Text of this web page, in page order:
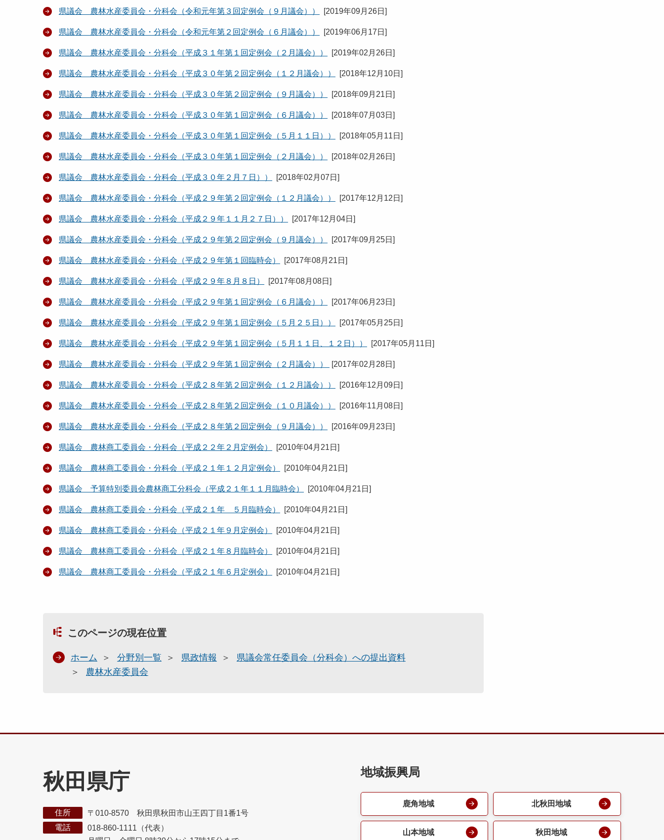
県議会 農林水産委員会・分科会（令和元年第３回定例会（９月議会）） [2019年09月26日 ]
県議会 農林水産委員会・分科会（令和元年第２回定例会（６月議会）） [2019年06月17日 ]
県議会 農林水産委員会・分科会（平成３１年第１回定例会（２月議会）） [2019年02月26日 ]
県議会 農林水産委員会・分科会（平成３０年第２回定例会（１２月議会）） [2018年12月10日 ]
県議会 農林水産委員会・分科会（平成３０年第２回定例会（９月議会）） [2018年09月21日 ]
県議会 農林水産委員会・分科会（平成３０年第１回定例会（６月議会）） [2018年07月03日 ]
県議会 農林水産委員会・分科会（平成３０年第１回定例会（５月１１日）） [2018年05月11日 ]
県議会 農林水産委員会・分科会（平成３０年第１回定例会（２月議会）） [2018年02月26日 ]
県議会 農林水産委員会・分科会（平成３０年２月７日）） [2018年02月07日 ]
県議会 農林水産委員会・分科会（平成２９年第２回定例会（１２月議会）） [2017年12月12日 ]
県議会 農林水産委員会・分科会（平成２９年１１月２７日）） [2017年12月04日 ]
県議会 農林水産委員会・分科会（平成２９年第２回定例会（９月議会）） [2017年09月25日 ]
県議会 農林水産委員会・分科会（平成２９年第１回臨時会） [2017年08月21日 ]
県議会 農林水産委員会・分科会（平成２９年８月８日） [2017年08月08日 ]
県議会 農林水産委員会・分科会（平成２９年第１回定例会（６月議会）） [2017年06月23日 ]
県議会 農林水産委員会・分科会（平成２９年第１回定例会（５月２５日）） [2017年05月25日 ]
県議会 農林水産委員会・分科会（平成２９年第１回定例会（５月１１日、１２日）） [2017年05月11日 ]
県議会 農林水産委員会・分科会（平成２９年第１回定例会（２月議会）） [2017年02月28日 ]
県議会 農林水産委員会・分科会（平成２８年第２回定例会（１２月議会）） [2016年12月09日 ]
県議会 農林水産委員会・分科会（平成２８年第２回定例会（１０月議会）） [2016年11月08日 ]
県議会 農林水産委員会・分科会（平成２８年第２回定例会（９月議会）） [2016年09月23日 ]
県議会 農林商工委員会・分科会（平成２２年２月定例会） [2010年04月21日 ]
県議会 農林商工委員会・分科会（平成２１年１２月定例会） [2010年04月21日 ]
県議会 予算特別委員会農林商工分科会（平成２１年１１月臨時会） [2010年04月21日 ]
県議会 農林商工委員会・分科会（平成２１年 ５月臨時会） [2010年04月21日 ]
県議会 農林商工委員会・分科会（平成２１年９月定例会） [2010年04月21日 ]
県議会 農林商工委員会・分科会（平成２１年８月臨時会） [2010年04月21日 ]
県議会 農林商工委員会・分科会（平成２１年６月定例会） [2010年04月21日 ]
このページの現在位置
ホーム 分野別一覧 県政情報
県議会常任委員会（分科会）への提出資料
農林水産委員会
秋田県庁
住所
〒010-8570 秋田県秋田市山王四丁目1番1号
電話
018-860-1111（代表）
地域振興局
鹿角地域 北秋田地域
山本地域 秋田地域